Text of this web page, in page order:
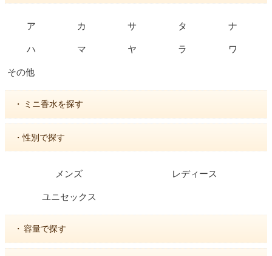
ア カ サ タ ナ
ハ マ ヤ ラ ワ
その他
・ ミニ香水を探す
・性別で探す
メンズ レディース
ユニセックス
・ 容量で探す